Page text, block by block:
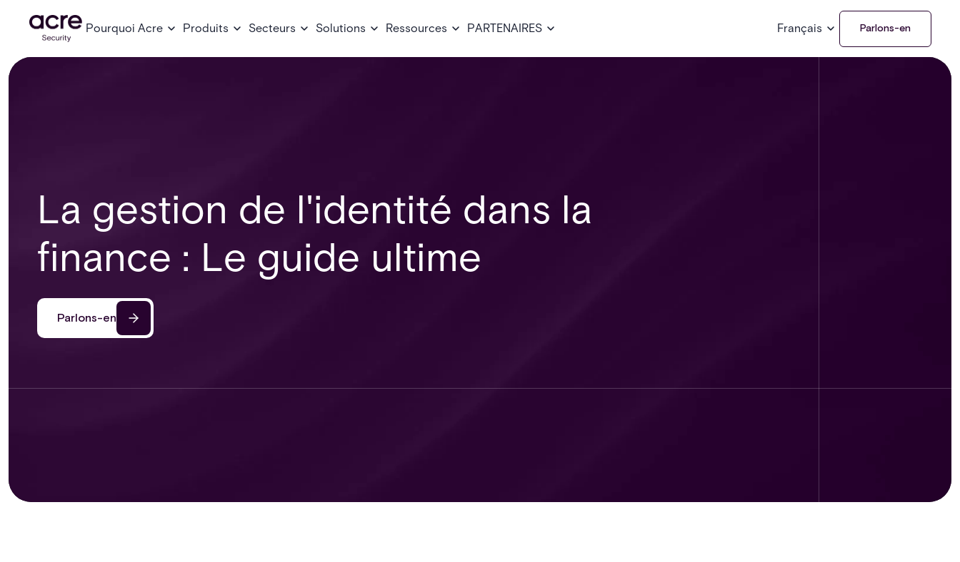
Pourquoi Acre Produits Secteurs Solutions Ressources PARTENAIRES Français Parlons-en
La gestion de l'identité dans la
finance : Le guide ultime
Parlons-en